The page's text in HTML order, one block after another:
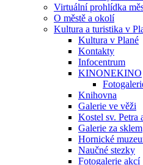
Virtuální prohlídka
O městě a okolí
Kultura a turistika v
Kultura v Plané
Kontakty
Infocentrum
KINONEKINO
Knihovna
Galerie ve věži
Kostel sv. Petra
Galerie za sklem
Hornické
Naučné stezky
Fotogalerie akcí